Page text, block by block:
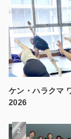
ケン・ハラクマ
2026